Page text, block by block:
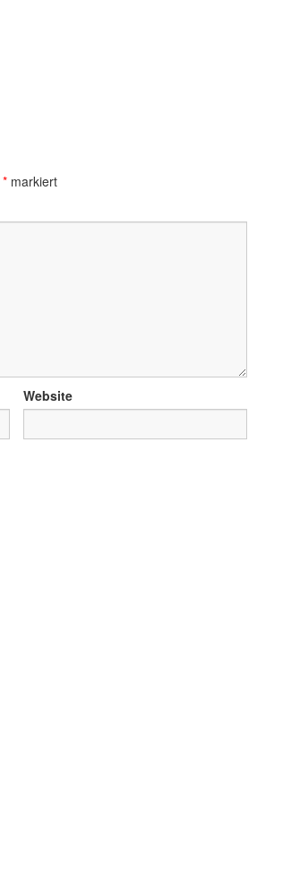
* markiert
Website